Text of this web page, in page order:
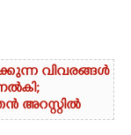
വിവരങ്ങൾ
അറസ്റ്റിൽ